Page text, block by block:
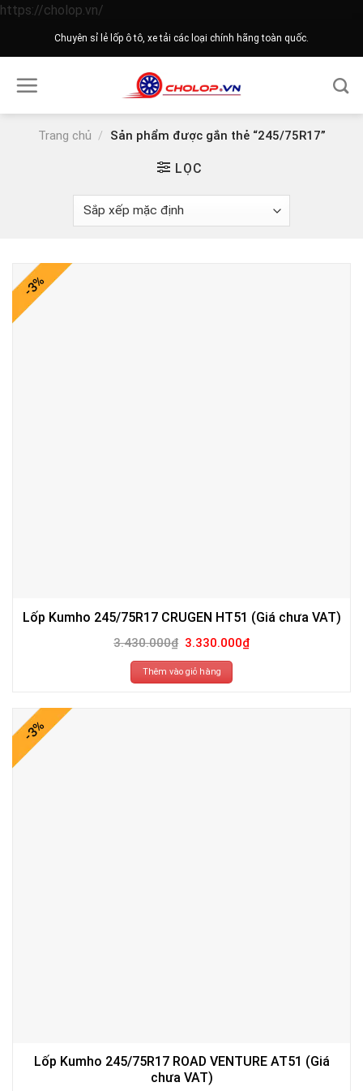
https://cholop.vn/
to
Chuyên sỉ lẻ lốp ô tô, xe tải các loại chính hãng toàn quốc.
Trang chủ / Sản phẩm được gắn thẻ “245/75R17”
LỌC
-3%
Lốp Kumho 245/75R17 CRUGEN HT51 (Giá chưa VAT)
3.430.000₫ Giá
gốc
là:
3.430.000₫.
3.330.000₫Giá
hiện
Thêm vào giỏ hàng
-3%
Lốp Kumho 245/75R17 ROAD VENTURE AT51 (Giá
chưa VAT)